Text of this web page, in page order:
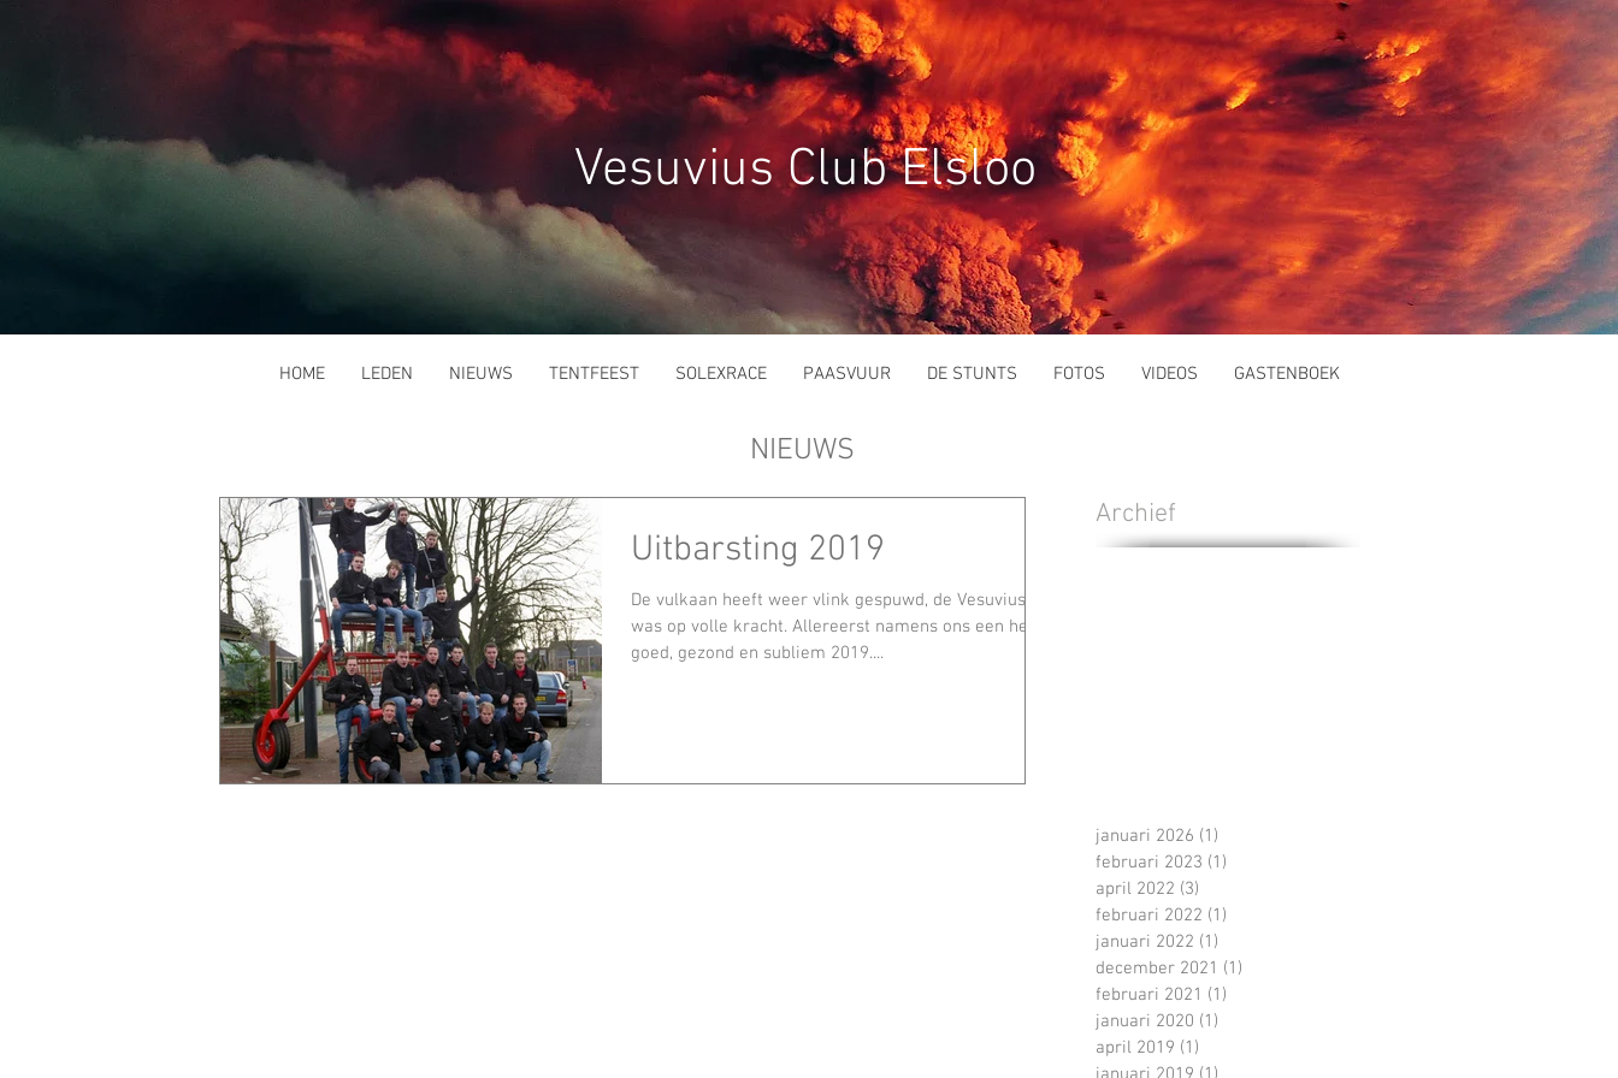
Vesuvius Club Elsloo
HOME LEDEN NIEUWS TENTFEEST SOLEXRACE PAASVUUR DE STUNTS FOTOS VIDEOS GASTENBOEK
NIEUWS
Uitbarsting 2019
De vulkaan heeft weer vlink gespuwd, de Vesuvius
was op volle kracht. Allereerst namens ons een heel
goed, gezond en subliem 2019....
Archief
januari 2026 (1)
februari 2023 (1)
april 2022 (3)
februari 2022 (1)
januari 2022 (1)
december 2021 (1)
februari 2021 (1)
januari 2020 (1)
april 2019 (1)